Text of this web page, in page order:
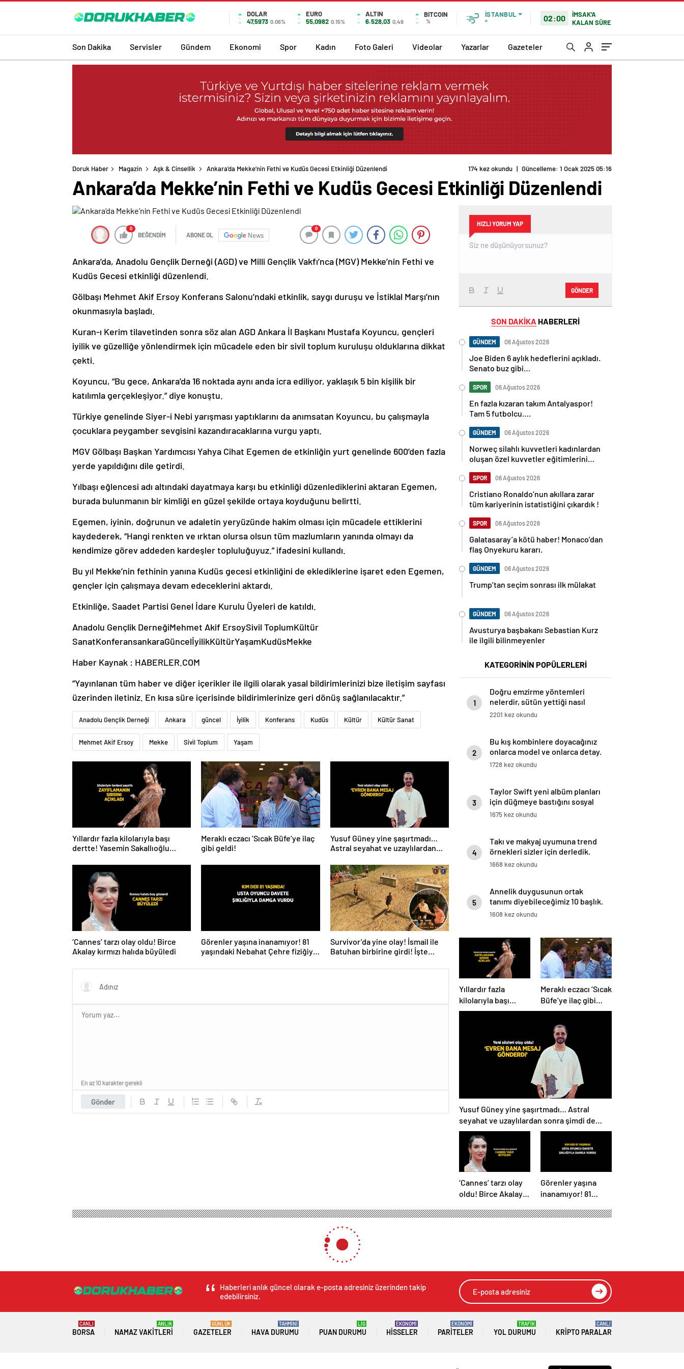
DOLAR
47,5973 0.06%
EURO
55,0982 0.15%
ALTIN
6.528,03 0,49
BITCOIN
%
İSTANBUL
°
02:00
İMSAK'A
KALAN SÜRE
Son Dakika Servisler Gündem Ekonomi Spor Kadın Foto Galeri Videolar Yazarlar Gazeteler
Doruk Haber Magazin Aşk & Cinsellik Ankara’da Mekke’nin Fethi ve Kudüs Gecesi Etkinliği Düzenlendi 174 kez okundu | Güncelleme: 1 Ocak 2025 05:16
Ankara’da Mekke’nin Fethi ve Kudüs Gecesi Etkinliği Düzenlendi
0
BEĞENDİM ABONE OL News
0
Ankara’da, Anadolu Gençlik Derneği (AGD) ve Milli Gençlik Vakfı’nca (MGV) Mekke’nin Fethi ve
Kudüs Gecesi etkinliği düzenlendi.
Gölbaşı Mehmet Akif Ersoy Konferans Salonu’ndaki etkinlik, saygı duruşu ve İstiklal Marşı’nın
okunmasıyla başladı.
Kuran-ı Kerim tilavetinden sonra söz alan AGD Ankara İl Başkanı Mustafa Koyuncu, gençleri
iyilik ve güzelliğe yönlendirmek için mücadele eden bir sivil toplum kuruluşu olduklarına dikkat
çekti.
Koyuncu, “Bu gece, Ankara’da 16 noktada aynı anda icra ediliyor, yaklaşık 5 bin kişilik bir
katılımla gerçekleşiyor.” diye konuştu.
Türkiye genelinde Siyer-i Nebi yarışması yaptıklarını da anımsatan Koyuncu, bu çalışmayla
çocuklara peygamber sevgisini kazandıracaklarına vurgu yaptı.
MGV Gölbaşı Başkan Yardımcısı Yahya Cihat Egemen de etkinliğin yurt genelinde 600’den fazla
yerde yapıldığını dile getirdi.
Yılbaşı eğlencesi adı altındaki dayatmaya karşı bu etkinliği düzenlediklerini aktaran Egemen,
burada bulunmanın bir kimliği en güzel şekilde ortaya koyduğunu belirtti.
Egemen, iyinin, doğrunun ve adaletin yeryüzünde hakim olması için mücadele ettiklerini
kaydederek, “Hangi renkten ve ırktan olursa olsun tüm mazlumların yanında olmayı da
kendimize görev addeden kardeşler topluluğuyuz.” ifadesini kullandı.
Bu yıl Mekke’nin fethinin yanına Kudüs gecesi etkinliğini de eklediklerine işaret eden Egemen,
gençler için çalışmaya devam edeceklerini aktardı.
Etkinliğe, Saadet Partisi Genel İdare Kurulu Üyeleri de katıldı.
Anadolu Gençlik DerneğiMehmet Akif ErsoySivil ToplumKültür
SanatKonferansankaraGüncelİyilikKültürYaşamKudüsMekke
Haber Kaynak : HABERLER.COM
“Yayınlanan tüm haber ve diğer içerikler ile ilgili olarak yasal bildirimlerinizi bize iletişim sayfası
üzerinden iletiniz. En kısa süre içerisinde bildirimlerinize geri dönüş sağlanılacaktır.”
Anadolu Gençlik Derneği Ankara güncel İyilik Konferans Kudüs Kültür Kültür Sanat
Mehmet Akif Ersoy Mekke Sivil Toplum Yaşam
Yıllardır fazla kilolarıyla başı
dertte! Yasemin Sakallıoğlu
Meraklı eczacı ‘Sıcak Büfe’ye ilaç
gibi geldi!
Yusuf Güney yine şaşırtmadı…
Astral seyahat ve uzaylılardan
mesaj gönderdi’
‘Cannes’ tarzı olay oldu! Birce
Akalay kırmızı halıda büyüledi
Görenler yaşına inanamıyor! 81
yaşındaki Nebahat Çehre fiziğiyle
Survivor’da yine olay! İsmail ile
Batuhan birbirine girdi! İşte
Gönder
En az 10 karakter gerekli
HIZLI YORUM YAP
GÖNDER
SON DAKİKA HABERLERİ
GÜNDEM 06 Ağustos 2026
Joe Biden 6 aylık hedeflerini açıkladı.
Senato buz gibi…
SPOR 06 Ağustos 2026
En fazla kızaran takım Antalyaspor!
Tam 5 futbolcu….
GÜNDEM 06 Ağustos 2026
Norweç silahlı kuvvetleri kadınlardan
oluşan özel kuvvetler eğitimlerini
SPOR 06 Ağustos 2026
Cristiano Ronaldo’nun akıllara zarar
tüm kariyerinin istatistiğini çıkardık !
SPOR 06 Ağustos 2026
Galatasaray’a kötü haber! Monaco’dan
flaş Onyekuru kararı.
GÜNDEM 06 Ağustos 2026
Trump’tan seçim sonrası ilk mülakat
GÜNDEM 06 Ağustos 2026
Avusturya başbakanı Sebastian Kurz
ile ilgili bilinmeyenler
KATEGORİNİN POPÜLERLERİ
1
Doğru emzirme yöntemleri
nelerdir, sütün yettiği nasıl
anlaşılır?
2201 kez okundu
2
Bu kış kombinlere doyacağınız
onlarca model ve onlarca detay.
1728 kez okundu
3
Taylor Swift yeni albüm planları
için düğmeye bastığını sosyal
medyadan duyurdu!
1675 kez okundu
4
Takı ve makyaj uyumuna trend
örnekleri sizler için derledik.
1668 kez okundu
5
Annelik duygusunun ortak
tanımı diyebileceğimiz 10 başlık.
1608 kez okundu
Yıllardır fazla
kilolarıyla başı
dertte! Yasemin
sırrını açıkladı
Meraklı eczacı ‘Sıcak
Büfe’ye ilaç gibi
geldi!
Yusuf Güney yine şaşırtmadı… Astral
seyahat ve uzaylılardan sonra şimdi de
evren! ‘Bana mesaj gönderdi’
‘Cannes’ tarzı olay
oldu! Birce Akalay
büyüledi
Görenler yaşına
inanamıyor! 81
Çehre fiziğiyle
Haberleri anlık güncel olarak e-posta adresiniz üzerinden takip
edebilirsiniz.
BORSA
CANLI
NAMAZ VAKITLERI
ANLIK
GAZETELER
GÜNLÜK
HAVA DURUMU
TAHMİNİ
PUAN DURUMU
LİG
HISSELER
EKONOMİ
PARITELER
EKONOMİ
YOL DURUMU
TRAFİK
KRIPTO PARALAR
CANLI